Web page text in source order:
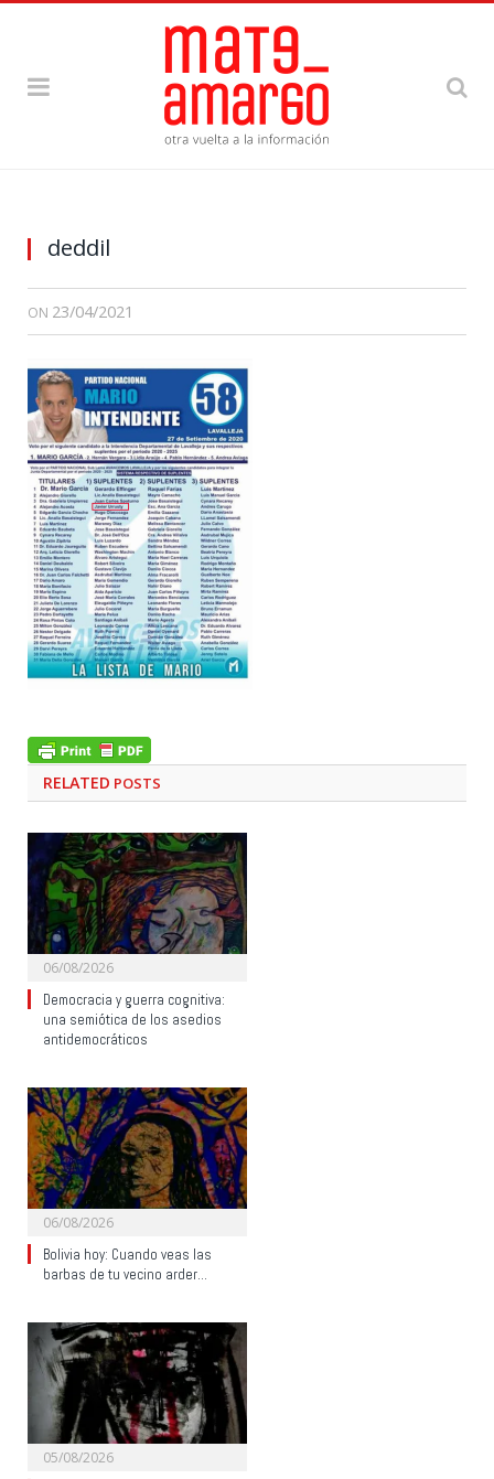
deddil
ON 23/04/2021
RELATED POSTS
06/08/2026
Democracia y guerra cognitiva:
una semiótica de los asedios
antidemocráticos
06/08/2026
Bolivia hoy: Cuando veas las
barbas de tu vecino arder…
05/08/2026